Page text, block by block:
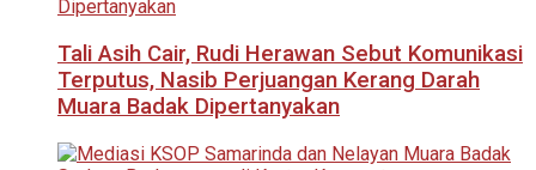
Tali Asih Cair, Rudi Herawan Sebut Komunikasi
Terputus, Nasib Perjuangan Kerang Darah
Muara Badak Dipertanyakan